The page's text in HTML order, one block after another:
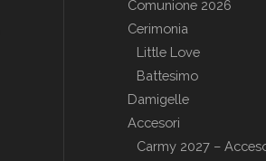
Comunione 2026
Cerimonia
Little Love
Battesimo
Damigelle
Accesori
Carmy 2027 –